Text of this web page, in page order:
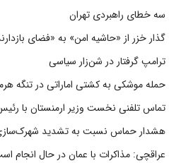
سه خطای راهبردی تهران
گذار خزر از «حاشیه امن» به «فضای
ترامپ گرفتار در شن‌زار سیاسی
حمله موشکی به کشتی اماراتی در تنگه
تماس تلفنی نخست وزیر ارمنستان با
هشدار حماس نسبت به تشدید
عراقچی: مذاکرات با عمان در حال انجام